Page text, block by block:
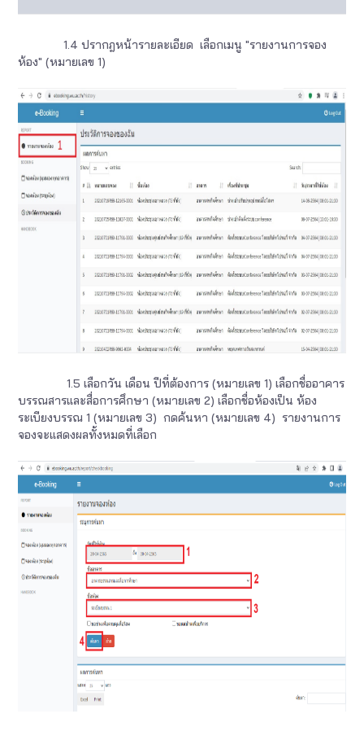
1.4 ปรากฎหน้ารายละเอียด เลือกเมนู "รายงานการจอง
ห้อง" (หมายเลข 1)
1.5 เลือกวัน เดือน ปีที่ต้องการ (หมายเลข 1) เลือกชื่ออาคาร
บรรณสารและสื่อการศึกษา (หมายเลข 2) เลือกชื่อห้องเป็น ห้อง
ระเบียงบรรณ 1 (หมายเลข 3) กดค้นหา (หมายเลข 4) รายงานการ
จองจะแสดงผลทั้งหมดที่เลือก